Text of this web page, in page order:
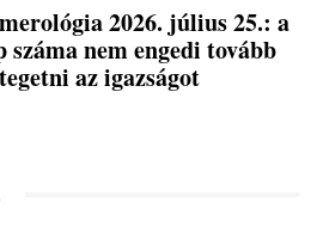
2026. július 25.: a
száma nem engedi tovább
az igazságot